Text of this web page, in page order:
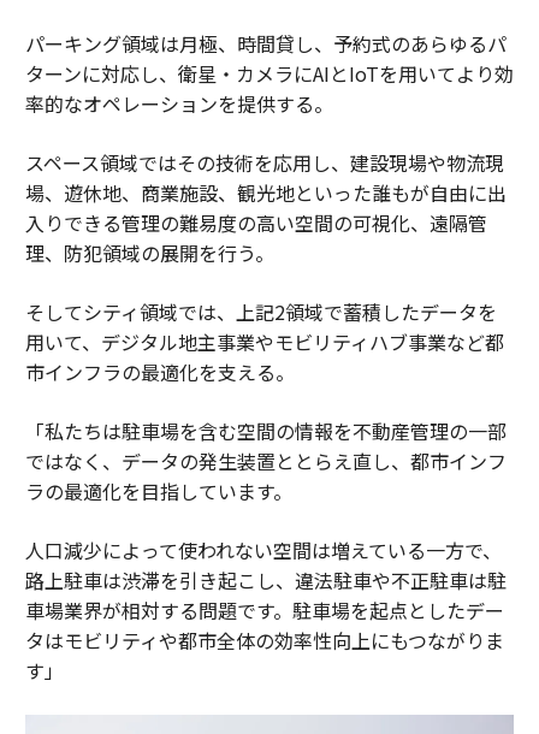
パーキング領域は月極、時間貸し、予約式のあらゆるパ
ターンに対応し、衛星・カメラにAIとIoTを用いてより効
率的なオペレーションを提供する。
スペース領域ではその技術を応用し、建設現場や物流現
場、遊休地、商業施設、観光地といった誰もが自由に出
入りできる管理の難易度の高い空間の可視化、遠隔管
理、防犯領域の展開を行う。
そしてシティ領域では、上記2領域で蓄積したデータを
用いて、デジタル地主事業やモビリティハブ事業など都
市インフラの最適化を支える。
「私たちは駐車場を含む空間の情報を不動産管理の一部
ではなく、データの発生装置ととらえ直し、都市インフ
ラの最適化を目指しています。
人口減少によって使われない空間は増えている一方で、
路上駐車は渋滞を引き起こし、違法駐車や不正駐車は駐
車場業界が相対する問題です。駐車場を起点としたデー
タはモビリティや都市全体の効率性向上にもつながりま
す」